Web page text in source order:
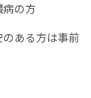
病の方
ある方は事前